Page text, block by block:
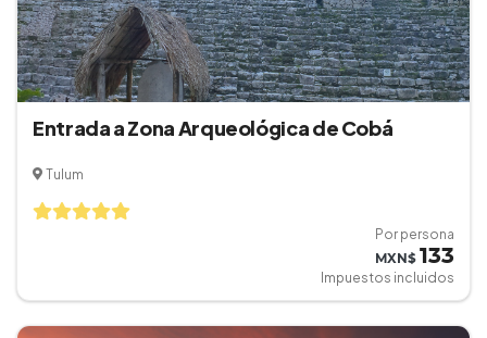
Entrada a Zona Arqueológica de Cobá
Tulum
Por persona
MXN$ 133
Impuestos incluidos